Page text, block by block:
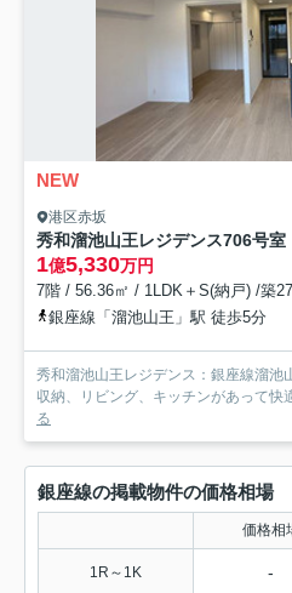
NEW
港区赤坂
秀和溜池山王レジデンス706号室
1億5,330万円
7階 / 56.36㎡ / 1LDK＋S(納戸) /築
銀座線「溜池山王」駅 徒歩5分
秀和溜池山王レジデンス：銀座線溜池
収納、リビング、キッチンがあって快
る
銀座線の掲載物件の価格相場
価格相
1R～1K -